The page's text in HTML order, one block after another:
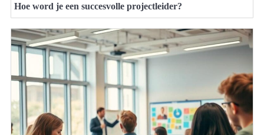
Hoe word je een succesvolle projectleider?